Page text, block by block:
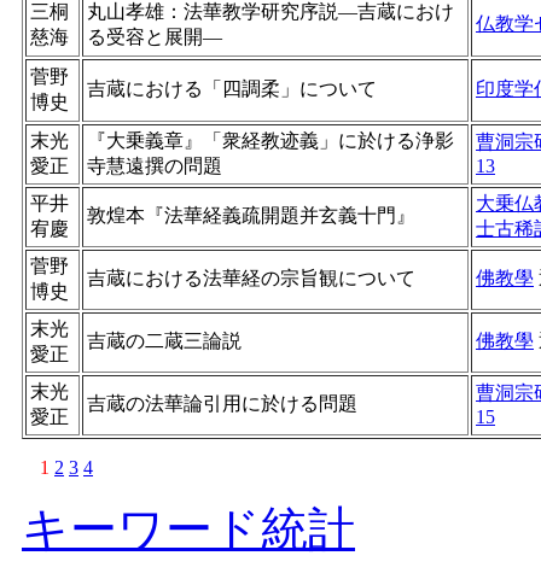
三桐
慈海
丸山孝雄：法華教学研究序説―吉蔵におけ
る受容と展開―
仏教学
菅野
博史
吉蔵における「四調柔」について 印度学
末光
愛正
『大乗義章』「衆経教迹義」に於ける浄影
寺慧遠撰の問題
曹洞宗
13
平井
宥慶
敦煌本『法華経義疏開題并玄義十門』
大乗仏
士古稀
菅野
博史
吉蔵における法華経の宗旨観について 佛教學
末光
愛正
吉蔵の二蔵三論説 佛教學
末光
愛正
吉蔵の法華論引用に於ける問題
曹洞宗
15
1 2 3 4
キーワード統計